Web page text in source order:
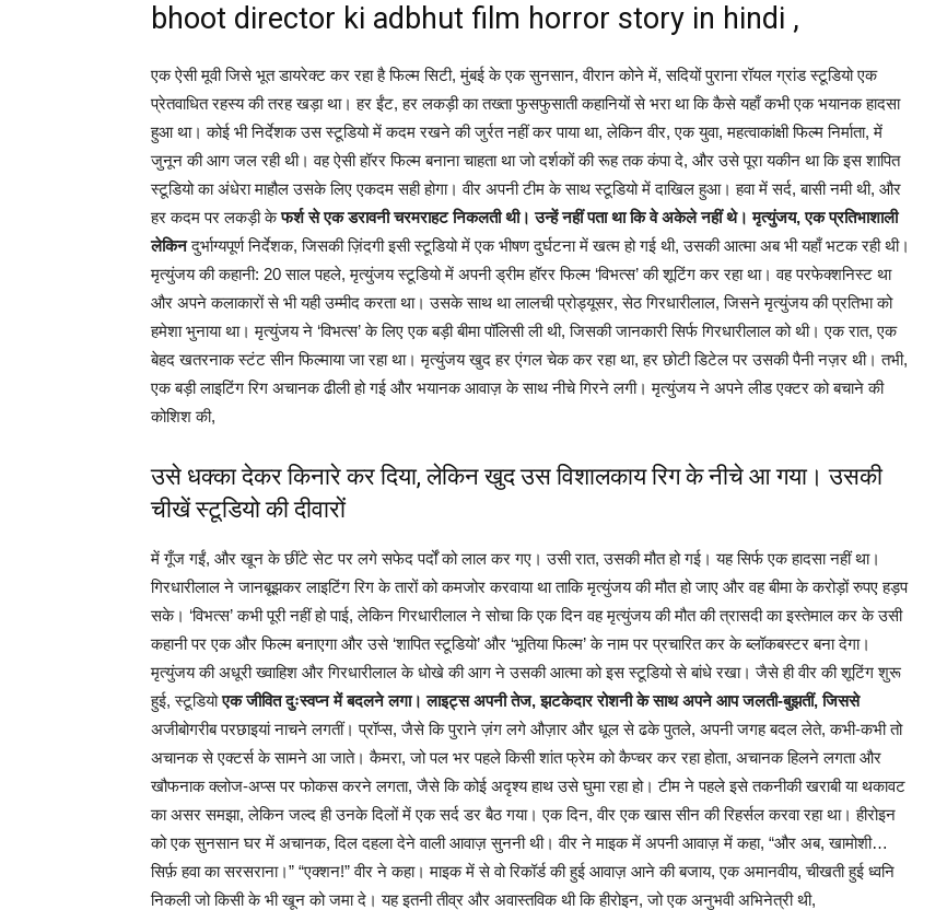
bhoot director ki adbhut film horror story in hindi ,
एक ऐसी मूवी जिसे भूत डायरेक्ट कर रहा है फिल्म सिटी, मुंबई के एक सुनसान, वीरान कोने में, सदियों पुराना रॉयल ग्रांड स्टूडियो एक
प्रेतवाधित रहस्य की तरह खड़ा था। हर ईंट, हर लकड़ी का तख्ता फुसफुसाती कहानियों से भरा था कि कैसे यहाँ कभी एक भयानक हादसा
हुआ था। कोई भी निर्देशक उस स्टूडियो में कदम रखने की जुर्रत नहीं कर पाया था, लेकिन वीर, एक युवा, महत्वाकांक्षी फिल्म निर्माता, में
जुनून की आग जल रही थी। वह ऐसी हॉरर फिल्म बनाना चाहता था जो दर्शकों की रूह तक कंपा दे, और उसे पूरा यकीन था कि इस शापित
स्टूडियो का अंधेरा माहौल उसके लिए एकदम सही होगा। वीर अपनी टीम के साथ स्टूडियो में दाखिल हुआ। हवा में सर्द, बासी नमी थी, और
हर कदम पर लकड़ी केफर्श से एक डरावनी चरमराहट निकलती थी। उन्हें नहीं पता था कि वे अकेले नहीं थे। मृत्युंजय, एक प्रतिभाशाली
लेकिनदुर्भाग्यपूर्ण निर्देशक, जिसकी ज़िंदगी इसी स्टूडियो में एक भीषण दुर्घटना में खत्म हो गई थी, उसकी आत्मा अब भी यहाँ भटक रही थी।
मृत्युंजय की कहानी: 20 साल पहले, मृत्युंजय स्टूडियो में अपनी ड्रीम हॉरर फिल्म ‘विभत्स’ की शूटिंग कर रहा था। वह परफेक्शनिस्ट था
और अपने कलाकारों से भी यही उम्मीद करता था। उसके साथ था लालची प्रोड्यूसर, सेठ गिरधारीलाल, जिसने मृत्युंजय की प्रतिभा को
हमेशा भुनाया था। मृत्युंजय ने ‘विभत्स’ के लिए एक बड़ी बीमा पॉलिसी ली थी, जिसकी जानकारी सिर्फ गिरधारीलाल को थी। एक रात, एक
बेहद खतरनाक स्टंट सीन फिल्माया जा रहा था। मृत्युंजय खुद हर एंगल चेक कर रहा था, हर छोटी डिटेल पर उसकी पैनी नज़र थी। तभी,
एक बड़ी लाइटिंग रिग अचानक ढीली हो गई और भयानक आवाज़ के साथ नीचे गिरने लगी। मृत्युंजय ने अपने लीड एक्टर को बचाने की
कोशिश की,
उसे धक्का देकर किनारे कर दिया, लेकिन खुद उस विशालकाय रिग के नीचे आ गया। उसकी
चीखें स्टूडियो की दीवारों
में गूँज गईं, और खून के छींटे सेट पर लगे सफेद पर्दों को लाल कर गए। उसी रात, उसकी मौत हो गई। यह सिर्फ एक हादसा नहीं था।
गिरधारीलाल ने जानबूझकर लाइटिंग रिग के तारों को कमजोर करवाया था ताकि मृत्युंजय की मौत हो जाए और वह बीमा के करोड़ों रुपए हड़प
सके। ‘विभत्स’ कभी पूरी नहीं हो पाई, लेकिन गिरधारीलाल ने सोचा कि एक दिन वह मृत्युंजय की मौत की त्रासदी का इस्तेमाल कर के उसी
कहानी पर एक और फिल्म बनाएगा और उसे ‘शापित स्टूडियो’ और ‘भूतिया फिल्म’ के नाम पर प्रचारित कर के ब्लॉकबस्टर बना देगा।
मृत्युंजय की अधूरी ख्वाहिश और गिरधारीलाल के धोखे की आग ने उसकी आत्मा को इस स्टूडियो से बांधे रखा। जैसे ही वीर की शूटिंग शुरू
हुई, स्टूडियोएक जीवित दुःस्वप्न में बदलने लगा। लाइट्स अपनी तेज, झटकेदार रोशनी के साथ अपने आप जलती-बुझतीं, जिससे
अजीबोगरीब परछाइयां नाचने लगतीं। प्रॉप्स, जैसे कि पुराने ज़ंग लगे औज़ार और धूल से ढके पुतले, अपनी जगह बदल लेते, कभी-कभी तो
अचानक से एक्टर्स के सामने आ जाते। कैमरा, जो पल भर पहले किसी शांत फ्रेम को कैप्चर कर रहा होता, अचानक हिलने लगता और
खौफनाक क्लोज-अप्स पर फोकस करने लगता, जैसे कि कोई अदृश्य हाथ उसे घुमा रहा हो। टीम ने पहले इसे तकनीकी खराबी या थकावट
का असर समझा, लेकिन जल्द ही उनके दिलों में एक सर्द डर बैठ गया। एक दिन, वीर एक खास सीन की रिहर्सल करवा रहा था। हीरोइन
को एक सुनसान घर में अचानक, दिल दहला देने वाली आवाज़ सुननी थी। वीर ने माइक में अपनी आवाज़ में कहा, “और अब, खामोशी…
सिर्फ़ हवा का सरसराना।” “एक्शन!” वीर ने कहा। माइक में से वो रिकॉर्ड की हुई आवाज़ आने की बजाय, एक अमानवीय, चीखती हुई ध्वनि
निकली जो किसी के भी खून को जमा दे। यह इतनी तीव्र और अवास्तविक थी कि हीरोइन, जो एक अनुभवी अभिनेत्री थी,